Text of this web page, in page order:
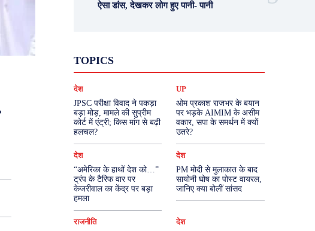
ऐसा डांस, देखकर लोग हुए पानी- पानी
TOPICS
दुनिया
मनोरंजन
राजनीति वास्तु शास्त्र
More
देश
JPSC परीक्षा विवाद ने पकड़ा
बड़ा मोड़, मामले की सुप्रीम
कोर्ट में एंट्री; किस मांग से बढ़ी
हलचल?
UP
ओम प्रकाश राजभर के बयान
पर भड़के AIMIM के असीम
वकार, सपा के समर्थन में क्यों
उतरे?
देश
“अमेरिका के हाथों देश को…”
ट्रंप के टैरिफ वार पर
केजरीवाल का केंद्र पर बड़ा
हमला
देश
PM मोदी से मुलाकात के बाद
सायोनी घोष का पोस्ट वायरल,
जानिए क्या बोलीं सांसद
राजनीति
देश